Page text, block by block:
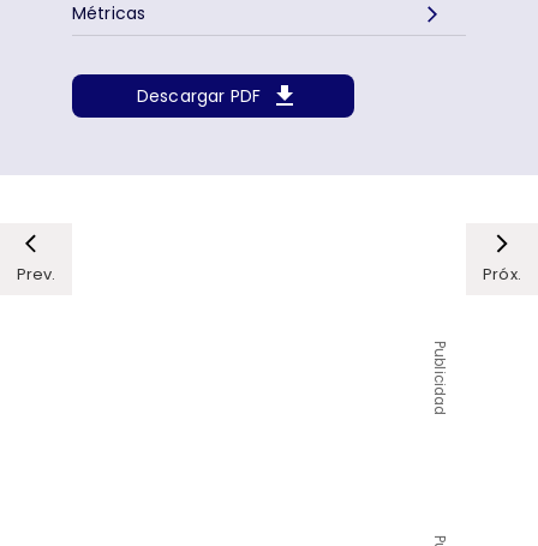
Descargar PDF
Métricas
Prev. Próx.
Publicidad